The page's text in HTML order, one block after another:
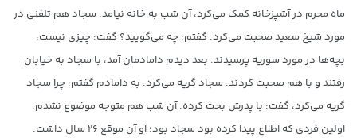
ماه محرم در آشپزخانه کمک می‌کرد، آن شب به خانه نیامد. سجاد هم تلفنی در
مورد شیخ سعید صحبت می‌کرد. گفتم: چه می‌گویید؟ گفت: چیزی نیست،
بچه‌ها در مورد سوریه پرسیدند. بعد دیدم دامادمان آمد، با سجاد به خیابان
رفتند و با هم صحبت کردند. سجاد گریه می‌کرد. به دامادم گفتم: چرا سجاد
گریه می‌کرد، گفت: با پدرش بحث کرده. آن شب هم متوجه موضوع نشدم.
اولین فردی که اطلاع پیدا کرده بود سجاد بود؛ او آن موقع ۲۶ سال داشت.